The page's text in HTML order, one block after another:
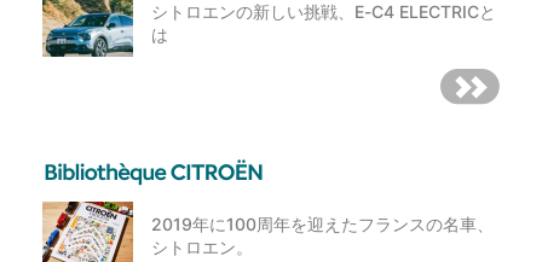
シトロエンの新しい挑戦、E-C4 ELECTRICと
は
2019年に100周年を迎えたフランスの名車、
シトロエン。